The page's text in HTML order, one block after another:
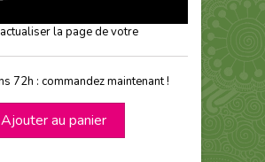
la page de votre
72h : commandez maintenant !
Ajouter au panier